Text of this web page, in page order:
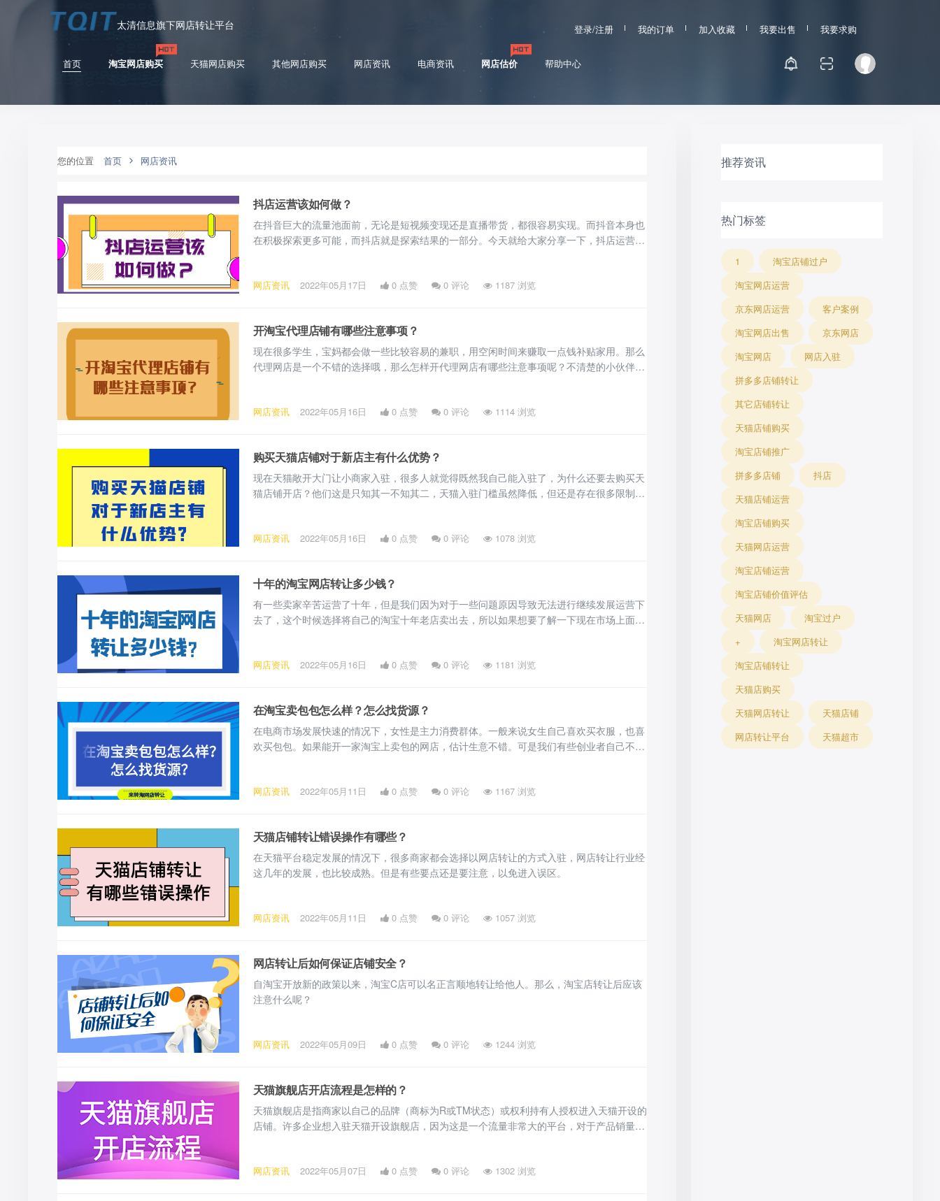
太清信息旗下网店转让平台 登录/注册 我的订单 加入收藏 我要出售 我要求购
首页 淘宝网店购买 天猫网店购买 其他网店购买 网店资讯 电商资讯 网店估价 帮助中心
您的位置 首页 网店资讯
抖店运营该如何做？
在抖音巨大的流量池面前，无论是短视频变现还是直播带货，都很容易实现。而抖音本身也
在积极探索更多可能，而抖店就是探索结果的一部分。今天就给大家分享一下，抖店运营应
网店资讯 2022年05月17日 0 点赞 0评论 1187 浏览
开淘宝代理店铺有哪些注意事项？
现在很多学生，宝妈都会做一些比较容易的兼职，用空闲时间来赚取一点钱补贴家用。那么
代理网店是一个不错的选择哦，那么怎样开代理网店有哪些注意事项呢？不清楚的小伙伴接
网店资讯 2022年05月16日 0 点赞 0评论 1114 浏览
购买天猫店铺对于新店主有什么优势？
现在天猫敞开大门让小商家入驻，很多人就觉得既然我自己能入驻了，为什么还要去购买天
猫店铺开店？他们这是只知其一不知其二，天猫入驻门槛虽然降低，但还是存在很多限制新
网店资讯 2022年05月16日 0 点赞 0评论 1078 浏览
十年的淘宝网店转让多少钱？
有一些卖家辛苦运营了十年，但是我们因为对于一些问题原因导致无法进行继续发展运营下
去了，这个时候选择将自己的淘宝十年老店卖出去，所以如果想要了解一下现在市场上面的
经营，没客流量，那这个问题两个不同店铺的价值可以肯定不一样的。
网店资讯 2022年05月16日 0 点赞 0评论 1181 浏览
在淘宝卖包包怎么样？怎么找货源？
在电商市场发展快速的情况下，女性是主力消费群体。一般来说女生自己喜欢买衣服，也喜
欢买包包。如果能开一家淘宝上卖包的网店，估计生意不错。可是我们有些创业者自己不知
网店资讯 2022年05月11日 0 点赞 0评论 1167 浏览
天猫店铺转让错误操作有哪些？
在天猫平台稳定发展的情况下，很多商家都会选择以网店转让的方式入驻，网店转让行业经
这几年的发展，也比较成熟。但是有些要点还是要注意，以免进入误区。
网店资讯 2022年05月11日 0 点赞 0评论 1057 浏览
网店转让后如何保证店铺安全？
自淘宝开放新的政策以来，淘宝C店可以名正言顺地转让给他人。那么，淘宝店转让后应该
注意什么呢？
网店资讯 2022年05月09日 0 点赞 0评论 1244 浏览
天猫旗舰店开店流程是怎样的？
天猫旗舰店是指商家以自己的品牌（商标为R或TM状态）或权利持有人授权进入天猫开设的
店铺。许多企业想入驻天猫开设旗舰店，因为这是一个流量非常大的平台，对于产品销量来
网店资讯 2022年05月07日 0 点赞 0评论 1302 浏览
推荐资讯
热门标签
1
淘宝店铺过户
淘宝网店运营
京东网店运营
客户案例
淘宝网店出售
京东网店
淘宝网店
网店入驻
拼多多店铺转让
其它店铺转让
天猫店铺购买
淘宝店铺推广
拼多多店铺
抖店
天猫店铺运营
淘宝店铺购买
天猫网店运营
淘宝店铺运营
淘宝店铺价值评估
天猫网店
淘宝过户
+
淘宝网店转让
淘宝店铺转让
天猫店购买
天猫网店转让
天猫店铺
网店转让平台
天猫超市